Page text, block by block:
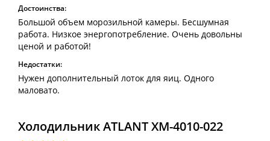
Достоинства:
Большой объем морозильной камеры. Бесшумная
работа. Низкое энергопотребление. Очень довольны
ценой и работой!
Недостатки:
Нужен дополнительный лоток для яиц. Одного
маловато.
Холодильник ATLANT ХМ-4010-022